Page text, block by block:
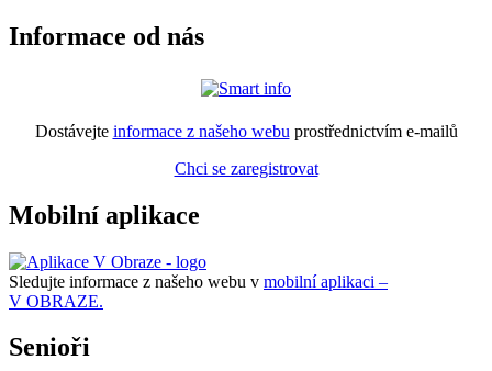
Informace od nás
Dostávejte informace z našeho webu prostřednictvím e-mailů
Chci se zaregistrovat
Mobilní aplikace
Sledujte informace z našeho webu v mobilní aplikaci –
V OBRAZE.
Senioři